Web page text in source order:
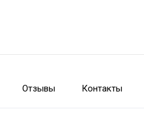
Отзывы Контакты